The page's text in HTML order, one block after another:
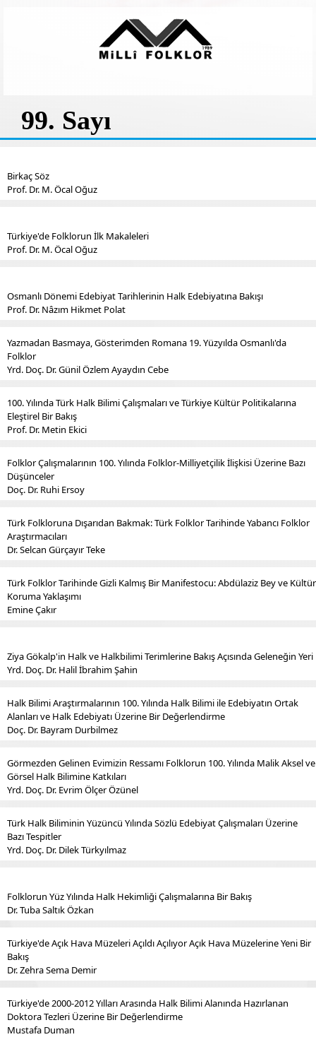
99. Sayı
Birkaç Söz
Prof. Dr. M. Öcal Oğuz
Türkiye'de Folklorun İlk Makaleleri
Prof. Dr. M. Öcal Oğuz
Osmanlı Dönemi Edebiyat Tarihlerinin Halk Edebiyatına Bakışı
Prof. Dr. Nâzım Hikmet Polat
Yazmadan Basmaya, Gösterimden Romana 19. Yüzyılda Osmanlı'da
Folklor
Yrd. Doç. Dr. Günil Özlem Ayaydın Cebe
100. Yılında Türk Halk Bilimi Çalışmaları ve Türkiye Kültür Politikalarına
Eleştirel Bir Bakış
Prof. Dr. Metin Ekici
Folklor Çalışmalarının 100. Yılında Folklor-Milliyetçilik İlişkisi Üzerine Bazı
Düşünceler
Doç. Dr. Ruhi Ersoy
Türk Folkloruna Dışarıdan Bakmak: Türk Folklor Tarihinde Yabancı Folklor
Araştırmacıları
Dr. Selcan Gürçayır Teke
Türk Folklor Tarihinde Gizli Kalmış Bir Manifestocu: Abdülaziz Bey ve Kültür
Koruma Yaklaşımı
Emine Çakır
Ziya Gökalp'in Halk ve Halkbilimi Terimlerine Bakış Açısında Geleneğin Yeri
Yrd. Doç. Dr. Halil İbrahim Şahin
Halk Bilimi Araştırmalarının 100. Yılında Halk Bilimi ile Edebiyatın Ortak
Alanları ve Halk Edebiyatı Üzerine Bir Değerlendirme
Doç. Dr. Bayram Durbilmez
Görmezden Gelinen Evimizin Ressamı Folklorun 100. Yılında Malik Aksel ve
Görsel Halk Bilimine Katkıları
Yrd. Doç. Dr. Evrim Ölçer Özünel
Türk Halk Biliminin Yüzüncü Yılında Sözlü Edebiyat Çalışmaları Üzerine
Bazı Tespitler
Yrd. Doç. Dr. Dilek Türkyılmaz
Folklorun Yüz Yılında Halk Hekimliği Çalışmalarına Bir Bakış
Dr. Tuba Saltık Özkan
Türkiye'de Açık Hava Müzeleri Açıldı Açılıyor Açık Hava Müzelerine Yeni Bir
Bakış
Dr. Zehra Sema Demir
Türkiye'de 2000-2012 Yılları Arasında Halk Bilimi Alanında Hazırlanan
Doktora Tezleri Üzerine Bir Değerlendirme
Mustafa Duman